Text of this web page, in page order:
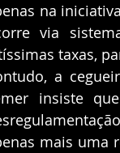
na
via
a
insiste
mais uma